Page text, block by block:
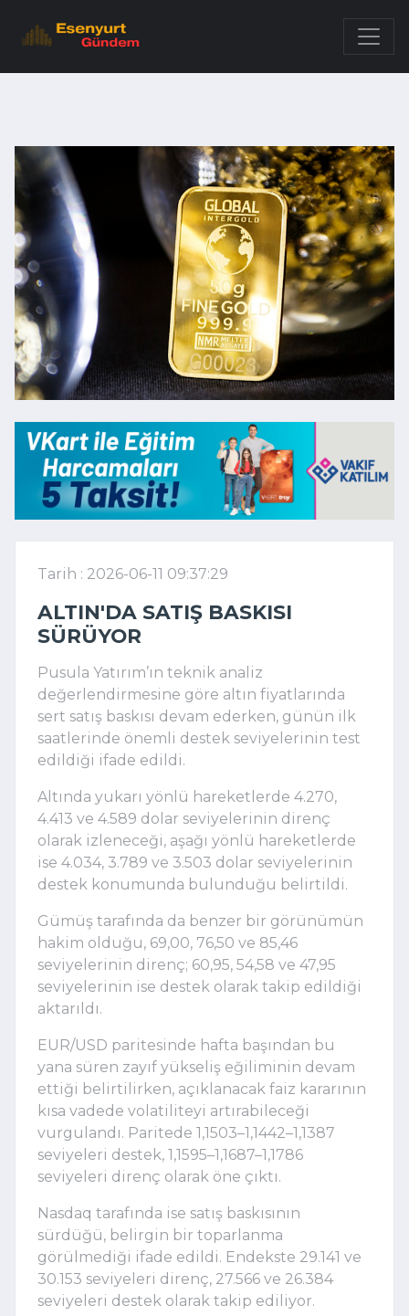
Tarih : 2026-06-11 09:37:29
ALTIN'DA SATIŞ BASKISI
SÜRÜYOR
Pusula Yatırım’ın teknik analiz
değerlendirmesine göre altın fiyatlarında
sert satış baskısı devam ederken, günün ilk
saatlerinde önemli destek seviyelerinin test
edildiği ifade edildi.
Altında yukarı yönlü hareketlerde 4.270,
4.413 ve 4.589 dolar seviyelerinin direnç
olarak izleneceği, aşağı yönlü hareketlerde
ise 4.034, 3.789 ve 3.503 dolar seviyelerinin
destek konumunda bulunduğu belirtildi.
Gümüş tarafında da benzer bir görünümün
hakim olduğu, 69,00, 76,50 ve 85,46
seviyelerinin direnç; 60,95, 54,58 ve 47,95
seviyelerinin ise destek olarak takip edildiği
aktarıldı.
EUR/USD paritesinde hafta başından bu
yana süren zayıf yükseliş eğiliminin devam
ettiği belirtilirken, açıklanacak faiz kararının
kısa vadede volatiliteyi artırabileceği
vurgulandı. Paritede 1,1503–1,1442–1,1387
seviyeleri destek, 1,1595–1,1687–1,1786
seviyeleri direnç olarak öne çıktı.
Nasdaq tarafında ise satış baskısının
sürdüğü, belirgin bir toparlanma
görülmediği ifade edildi. Endekste 29.141 ve
30.153 seviyeleri direnç, 27.566 ve 26.384
seviyeleri destek olarak takip ediliyor.